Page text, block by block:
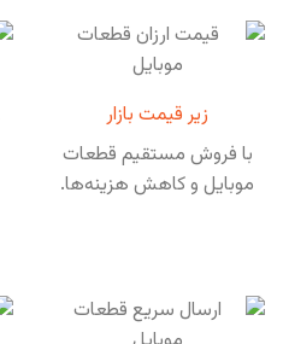
زیر قیمت بازار
با فروش مستقیم قطعات
موبایل و کاهش هزینه‌ها.